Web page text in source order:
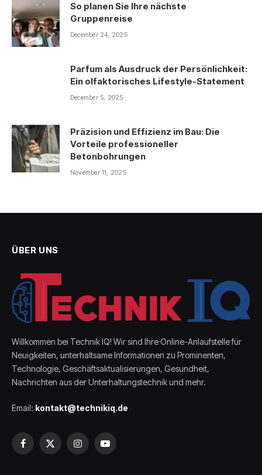
So planen Sie Ihre nächste
Gruppenreise
December 24, 2025
Parfum als Ausdruck der Persönlichkeit:
Ein olfaktorisches Lifestyle-Statement
December 5, 2025
Präzision und Effizienz im Bau: Die
Vorteile professioneller
Betonbohrungen
November 11, 2025
ÜBER UNS
Willkommen bei Technik IQ! Wir sind Ihre Online-Anlaufstelle für
Neuigkeiten, unterhaltsame Informationen zu Prominenten,
Technologie, Geschäftsaktualisierungen, Gesundheit,
Nachrichten aus der Unterhaltungstechnik und mehr.
Email: kontakt@technikiq.de
Facebook
X
InstagramYouTube